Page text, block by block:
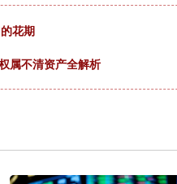
花期
属不清资产全解析